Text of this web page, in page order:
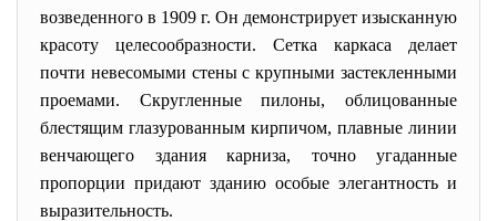
возведенного в 1909 г. Он демонстрирует изысканную
красоту целесообразности. Сетка каркаса делает
почти невесомыми стены с крупными застекленными
проемами. Скругленные пилоны, облицованные
блестящим глазурованным кирпичом, плавные линии
венчающего здания карниза, точно угаданные
пропорции придают зданию особые элегантность и
выразительность.